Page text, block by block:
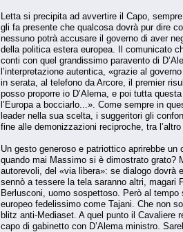
Letta si precipita ad avvertire il Capo,
gli fa presente che qualcosa dovrà pur dire
nessuno potrà accusare il governo di aver
della politica estera europea. Il comunicato
conti con quel grandissimo paravento di
l’interpretazione autentica, «grazie al
in serata, al telefono da Arcore, il premier
posso proporre io D’Alema, e poi tutta
l’Europa a bocciarlo...». Come sempre in
leader nella sua scelta, i suggeritori gli
fine alle demonizzazioni reciproche, tra
Un gesto generoso e patriottico aprirebbe
quando mai Massimo si è dimostrato grato?
autorevoli, del «via libera»: se dialogo dovrà
sennò a tessere la tela saranno altri, magari
Berlusconi, uomo sospettoso. Però al
europeo fedelissimo come Tajani. Che non
blitz anti-Mediaset. A quel punto il Cavaliere
capo di gabinetto con D’Alema ministro.